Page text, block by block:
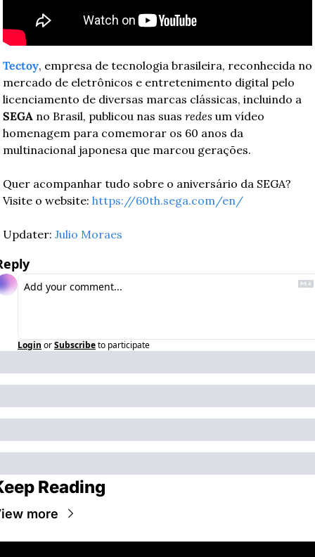
Tectoy, empresa de tecnologia brasileira, reconhecida no
mercado de eletrônicos e entretenimento digital pelo
SEGA no Brasil, publicou nas suas redes um vídeo
homenagem para comemorar os 60 anos da
multinacional japonesa que marcou gerações.
Quer acompanhar tudo sobre o aniversário da SEGA?
Visite o website: https://60th.sega.com/en/
Updater: Julio Moraes
Login orSubscribeto participate
Reading
more